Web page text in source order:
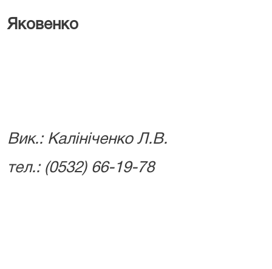
Яковенко
Вик.: Калініченко Л.В.
тел.: (0532) 66-19-78